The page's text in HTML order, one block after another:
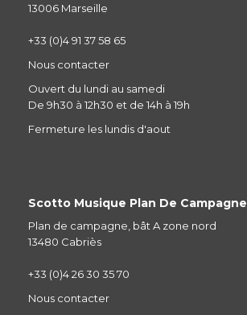
13006 Marseille
+33 (0)4 91 37 58 65
Nous contacter
Ouvert du lundi au samedi
De 9h30 à 12h30 et de 14h à 19h
Fermeture les lundis d'aout
Scotto Musique Plan De Campagne
Plan de campagne, bât A zone nord
13480 Cabriès
+33 (0)4 26 30 35 70
Nous contacter